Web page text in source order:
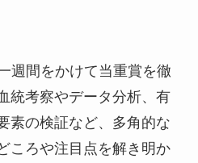
週間をかけて当重賞を徹
統考察やデータ分析、有
素の検証など、多角的な
ころや注目点を解き明か